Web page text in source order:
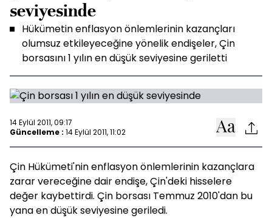
seviyesinde
Hükümetin enflasyon önlemlerinin kazançları
olumsuz etkileyeceğine yönelik endişeler, Çin
borsasını 1 yılın en düşük seviyesine geriletti
14 Eylül 2011, 09:17
Güncelleme : 14 Eylül 2011, 11:02
Çin Hükümeti'nin enflasyon önlemlerinin kazançlara
zarar vereceğine dair endişe, Çin'deki hisselere
değer kaybettirdi. Çin borsası Temmuz 2010'dan bu
yana en düşük seviyesine geriledi.